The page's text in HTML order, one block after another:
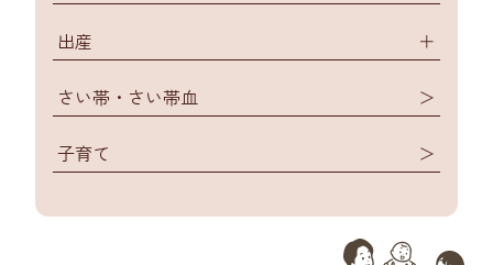
出産 ＋
さい帯・さい帯血 ＞
子育て ＞